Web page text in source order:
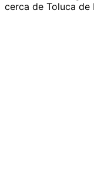
cerca de Toluca de